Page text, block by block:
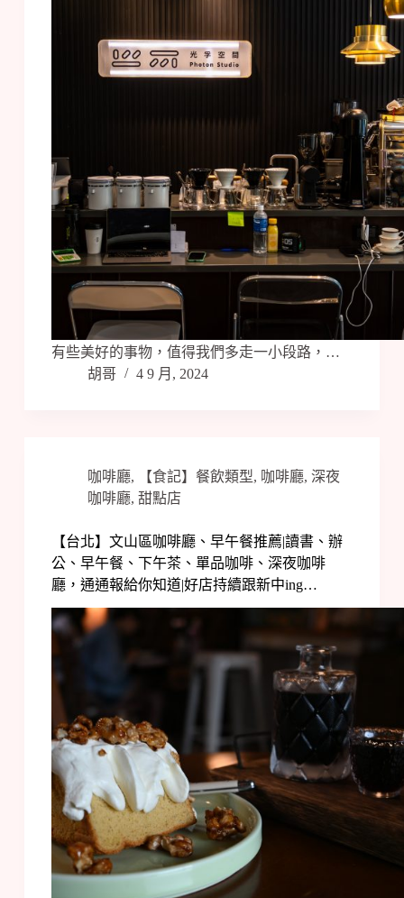
有些美好的事物，值得我們多走一小段路，…
胡哥
4 9 月, 2024
咖啡廳, 【食記】餐飲類型, 咖啡廳, 深夜
咖啡廳, 甜點店
【台北】文山區咖啡廳、早午餐推薦|讀書、辦
公、早午餐、下午茶、單品咖啡、深夜咖啡
廳，通通報給你知道|好店持續跟新中ing…